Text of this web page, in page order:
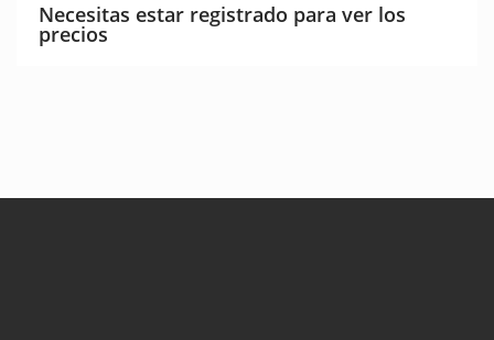
Necesitas estar registrado para ver los
precios